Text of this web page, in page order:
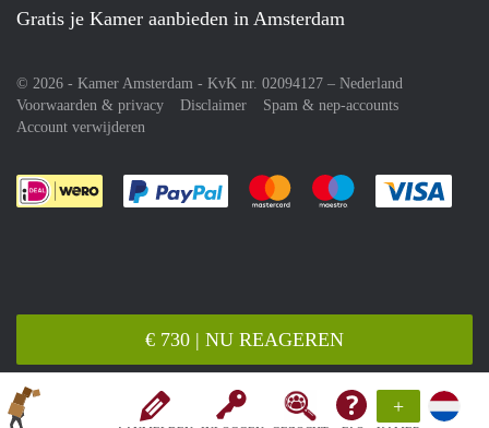
+
€ 730 | NU REAGEREN
Gratis je Kamer aanbieden in Amsterdam
© 2026 - Kamer Amsterdam - KvK nr. 02094127 – Nederland
Voorwaarden & privacy
Disclaimer
Spam & nep-accounts
Account verwijderen
Je rekent gemakkelijk af met Paypal
Je rekent gemakkelijk af met
Je rekent